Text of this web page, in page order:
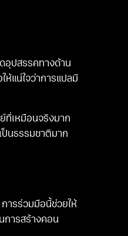
อุปสรรคทางด้าน
แน่ใจว่าการแปลมี
ที่เหมือนจริงมาก
นธรรมชาติมาก
ารร่วมมือนี้ช่วยให้
การสร้างคอน